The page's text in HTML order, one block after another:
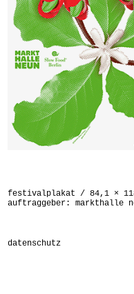
festivalplakat / 84,1 ×
auftraggeber: markthalle
datenschutz